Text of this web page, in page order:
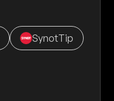
SynotTip